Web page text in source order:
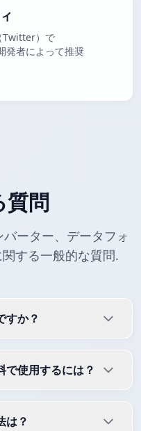
Twitter）で
発者によって推奨
質問
ーター、データフォ
する一般的な質問.
すか？
使用するには？
は？